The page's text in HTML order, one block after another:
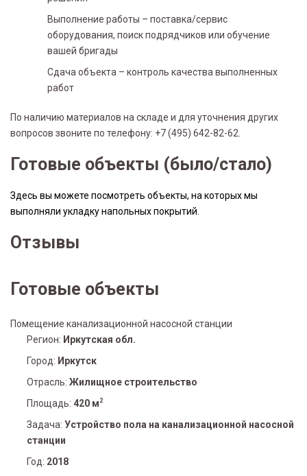
Выполнение работы – поставка/сервис
оборудования, поиск подрядчиков или обучение
вашей бригады
Сдача объекта – контроль качества выполненных
работ
По наличию материалов на складе и для уточнения других
вопросов звоните по телефону: +7 (495) 642-82-62.
Готовые объекты (было/стало)
Здесь вы можете посмотреть объекты, на которых мы
выполняли укладку напольных покрытий.
Отзывы
Готовые объекты
Помещение канализационной насосной станции
Регион: Иркутская обл.
Город: Иркутск
Отрасль: Жилищное строительство
Площадь: 420 м 2
Задача: Устройство пола на канализационной насосной
станции
Год: 2018